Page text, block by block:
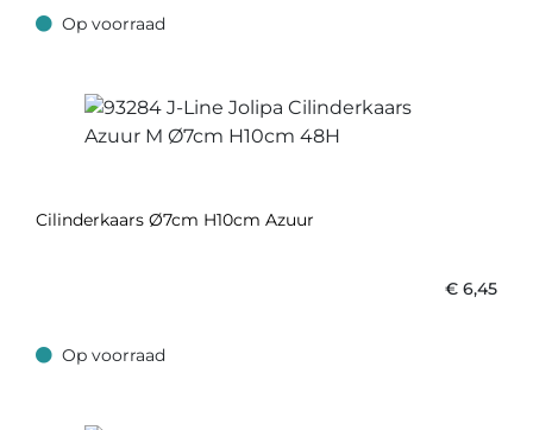
Op voorraad
Op voorraad
Cilinderkaars Ø7cm H10cm Azuur
€ 6,45
Op voorraad
Op voorraad